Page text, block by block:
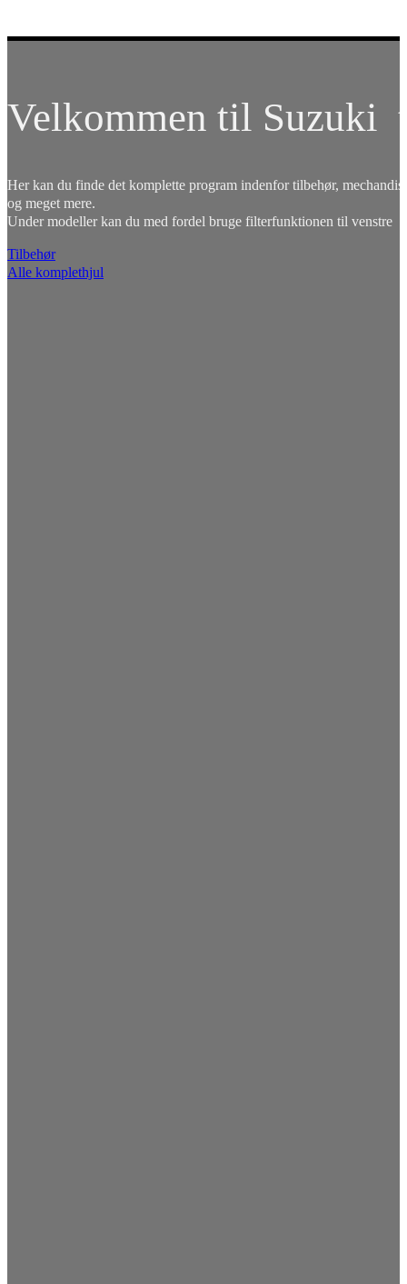
Velkommen til Suzuki
Her kan du finde det komplette program indenfor tilbehør,
og meget mere.
Under modeller kan du med fordel bruge filterfunktionen til venstre
Tilbehør
Alle komplethjul